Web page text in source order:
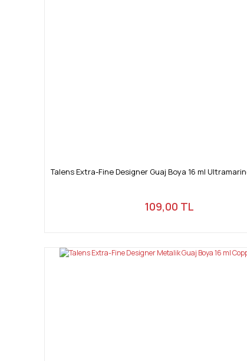
Talens Extra-Fine Designer Guaj Boya 16 ml
109,00 TL